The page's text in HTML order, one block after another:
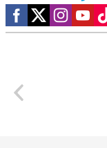
Social media